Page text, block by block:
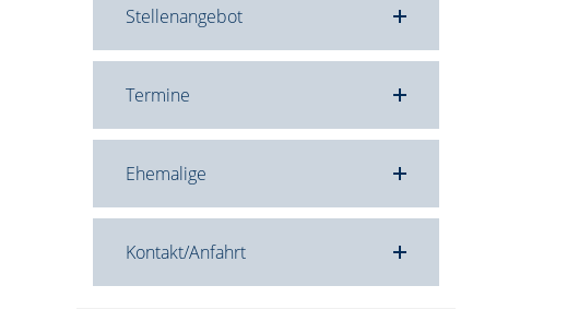
Stellenangebot
Termine
Ehemalige
Kontakt/Anfahrt